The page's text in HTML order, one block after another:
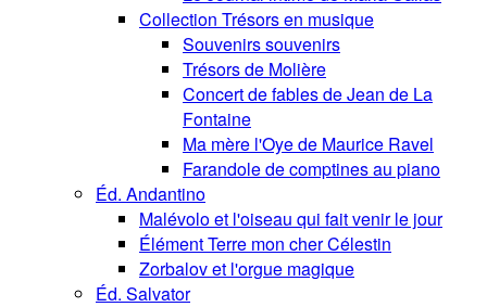
Collection Trésors en musique
Souvenirs souvenirs
Trésors de Molière
Concert de fables de Jean de La
Fontaine
Ma mère l'Oye de Maurice Ravel
Farandole de comptines au piano
Éd. Andantino
Malévolo et l'oiseau qui fait venir le jour
Élément Terre mon cher Célestin
Zorbalov et l'orgue magique
Éd. Salvator